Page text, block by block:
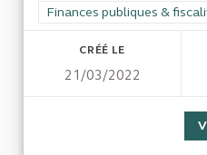
Filtrer les résultats de la
Finances publiques &
CRÉÉ LE
21/03/2022